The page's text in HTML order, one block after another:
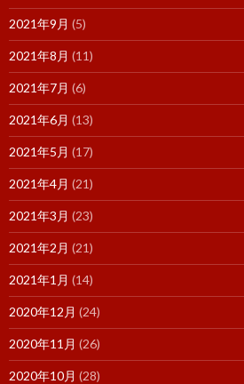
2021年9月 (5)
2021年8月 (11)
2021年7月 (6)
2021年6月 (13)
2021年5月 (17)
2021年4月 (21)
2021年3月 (23)
2021年2月 (21)
2021年1月 (14)
2020年12月 (24)
2020年11月 (26)
2020年10月 (28)